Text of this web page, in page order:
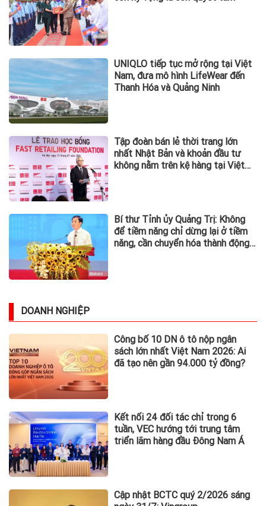
Thông tin quan trọng về thẻ ngân
Bé 5 tuổi sinh ra có đủ ngón tay
Luộc thịt mãi vẫn hồng, có phải
Công an đang điều tra các tài
khoản ngân hàng ACB, VPBank,
Nam A Bank,... sau đây: Người
Hard Rock Cafe và Coca-Cola®
Khởi Động Cuộc Thi Âm Nhạc